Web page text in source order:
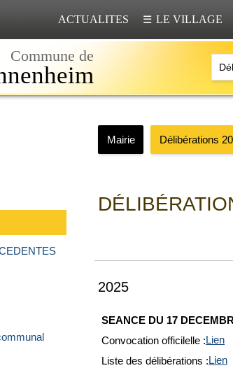
ACTUALITES ☰ LE VILLAGE
Commune de
Mairie Délibérations
2025
SEANCE DU 17
Convocation officilelle : Lien
Liste des délibérations : Lien